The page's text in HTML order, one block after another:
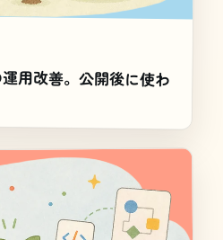
用改善。公開後に使わ